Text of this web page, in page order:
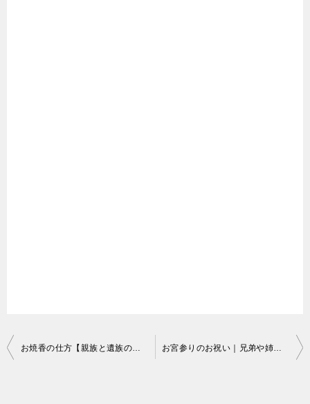
投
お焼香の仕方【親族と遺族の場合】宗派ごとの正しいやり方 お宮参りのお祝い｜兄弟や姉妹の夫婦に祝儀を渡すのが常識？